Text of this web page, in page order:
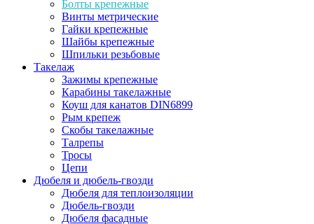
Болты крепежные
Винты метрические
Гайки крепежные
Шайбы крепежные
Шпильки резьбовые
Такелаж
Зажимы крепежные
Карабины такелажные
Коуш для канатов DIN6899
Рым крепеж
Скобы такелажные
Талрепы
Тросы
Цепи
Дюбеля и дюбель-гвозди
Дюбеля для теплоизоляции
Дюбель-гвозди
Дюбеля фасадные